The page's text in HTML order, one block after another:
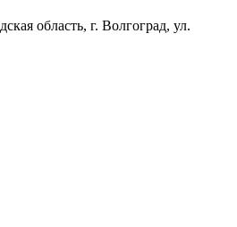
область, г. Волгоград, ул.